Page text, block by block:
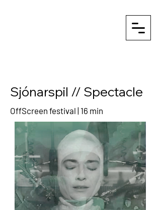
Sjónarspil // Spectacle
OffScreen festival | 16 min